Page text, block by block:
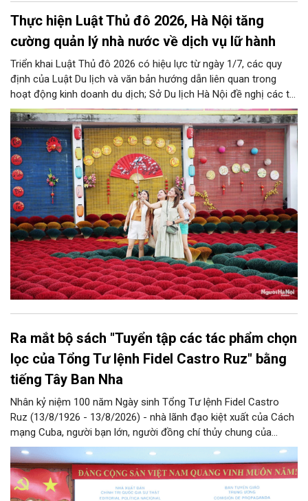
Thực hiện Luật Thủ đô 2026, Hà Nội tăng
cường quản lý nhà nước về dịch vụ lữ hành
Triển khai Luật Thủ đô 2026 có hiệu lực từ ngày 1/7, các quy
định của Luật Du lịch và văn bản hướng dẫn liên quan trong
hoạt động kinh doanh du dịch; Sở Du lịch Hà Nội đề nghị các tổ
chức, đơn vị, doanh nghiệp kinh doanh dịch vụ lữ hành trên địa
bàn thành phố thực hiện một số nội dung quan trọng. Qua đó
góp phần thực hiện thắng lợi các mục tiêu phát triển du lịch Hà
Nội năm 2026 và giai đoạn tiếp theo.
Ra mắt bộ sách "Tuyển tập các tác phẩm chọn
lọc của Tổng Tư lệnh Fidel Castro Ruz" bằng
tiếng Tây Ban Nha
Nhân kỷ niệm 100 năm Ngày sinh Tổng Tư lệnh Fidel Castro
Ruz (13/8/1926 - 13/8/2026) - nhà lãnh đạo kiệt xuất của Cách
mạng Cuba, người bạn lớn, người đồng chí thủy chung của
Đảng, Nhà nước và nhân dân Việt Nam, chiều 5/8, tại Hà Nội,
Nhà xuất bản Chính trị quốc gia Sự thật phối hợp với Ban Tuyên
giáo Trung ương tổ chức Lễ giới thiệu bộ sách “Tuyển tập các
tác phẩm chọn lọc của Tổng Tư lệnh Fidel Castro Ruz” gồm 24